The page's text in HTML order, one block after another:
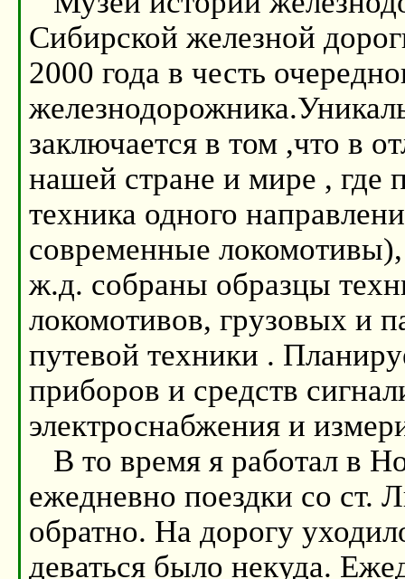
Сибирской железной
2000 года в честь
заключается в том ,что в
нашей стране и мире , где
техника одного
современные
ж.д. собраны образцы
локомотивов, грузовых и
путевой техники .
приборов и средств
электроснабжения и
В то время я работал в
ежедневно поездки со ст.
обратно. На дорогу
деваться было некуда.